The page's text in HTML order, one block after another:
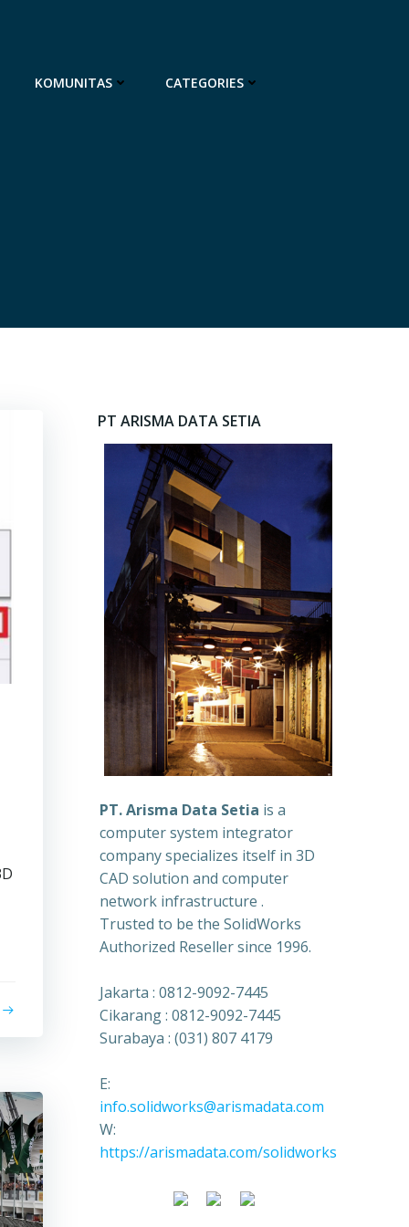
KOMUNITAS CATEGORIES
PT ARISMA DATA SETIA
PT. Arisma Data Setia is a
computer system integrator
company specializes itself in 3D
CAD solution and computer
network infrastructure .
Trusted to be the SolidWorks
Authorized Reseller since 1996.
Jakarta : 0812-9092-7445
Cikarang : 0812-9092-7445
Surabaya : (031) 807 4179
E:
info.solidworks@arismadata.com
W:
https://arismadata.com/solidworks